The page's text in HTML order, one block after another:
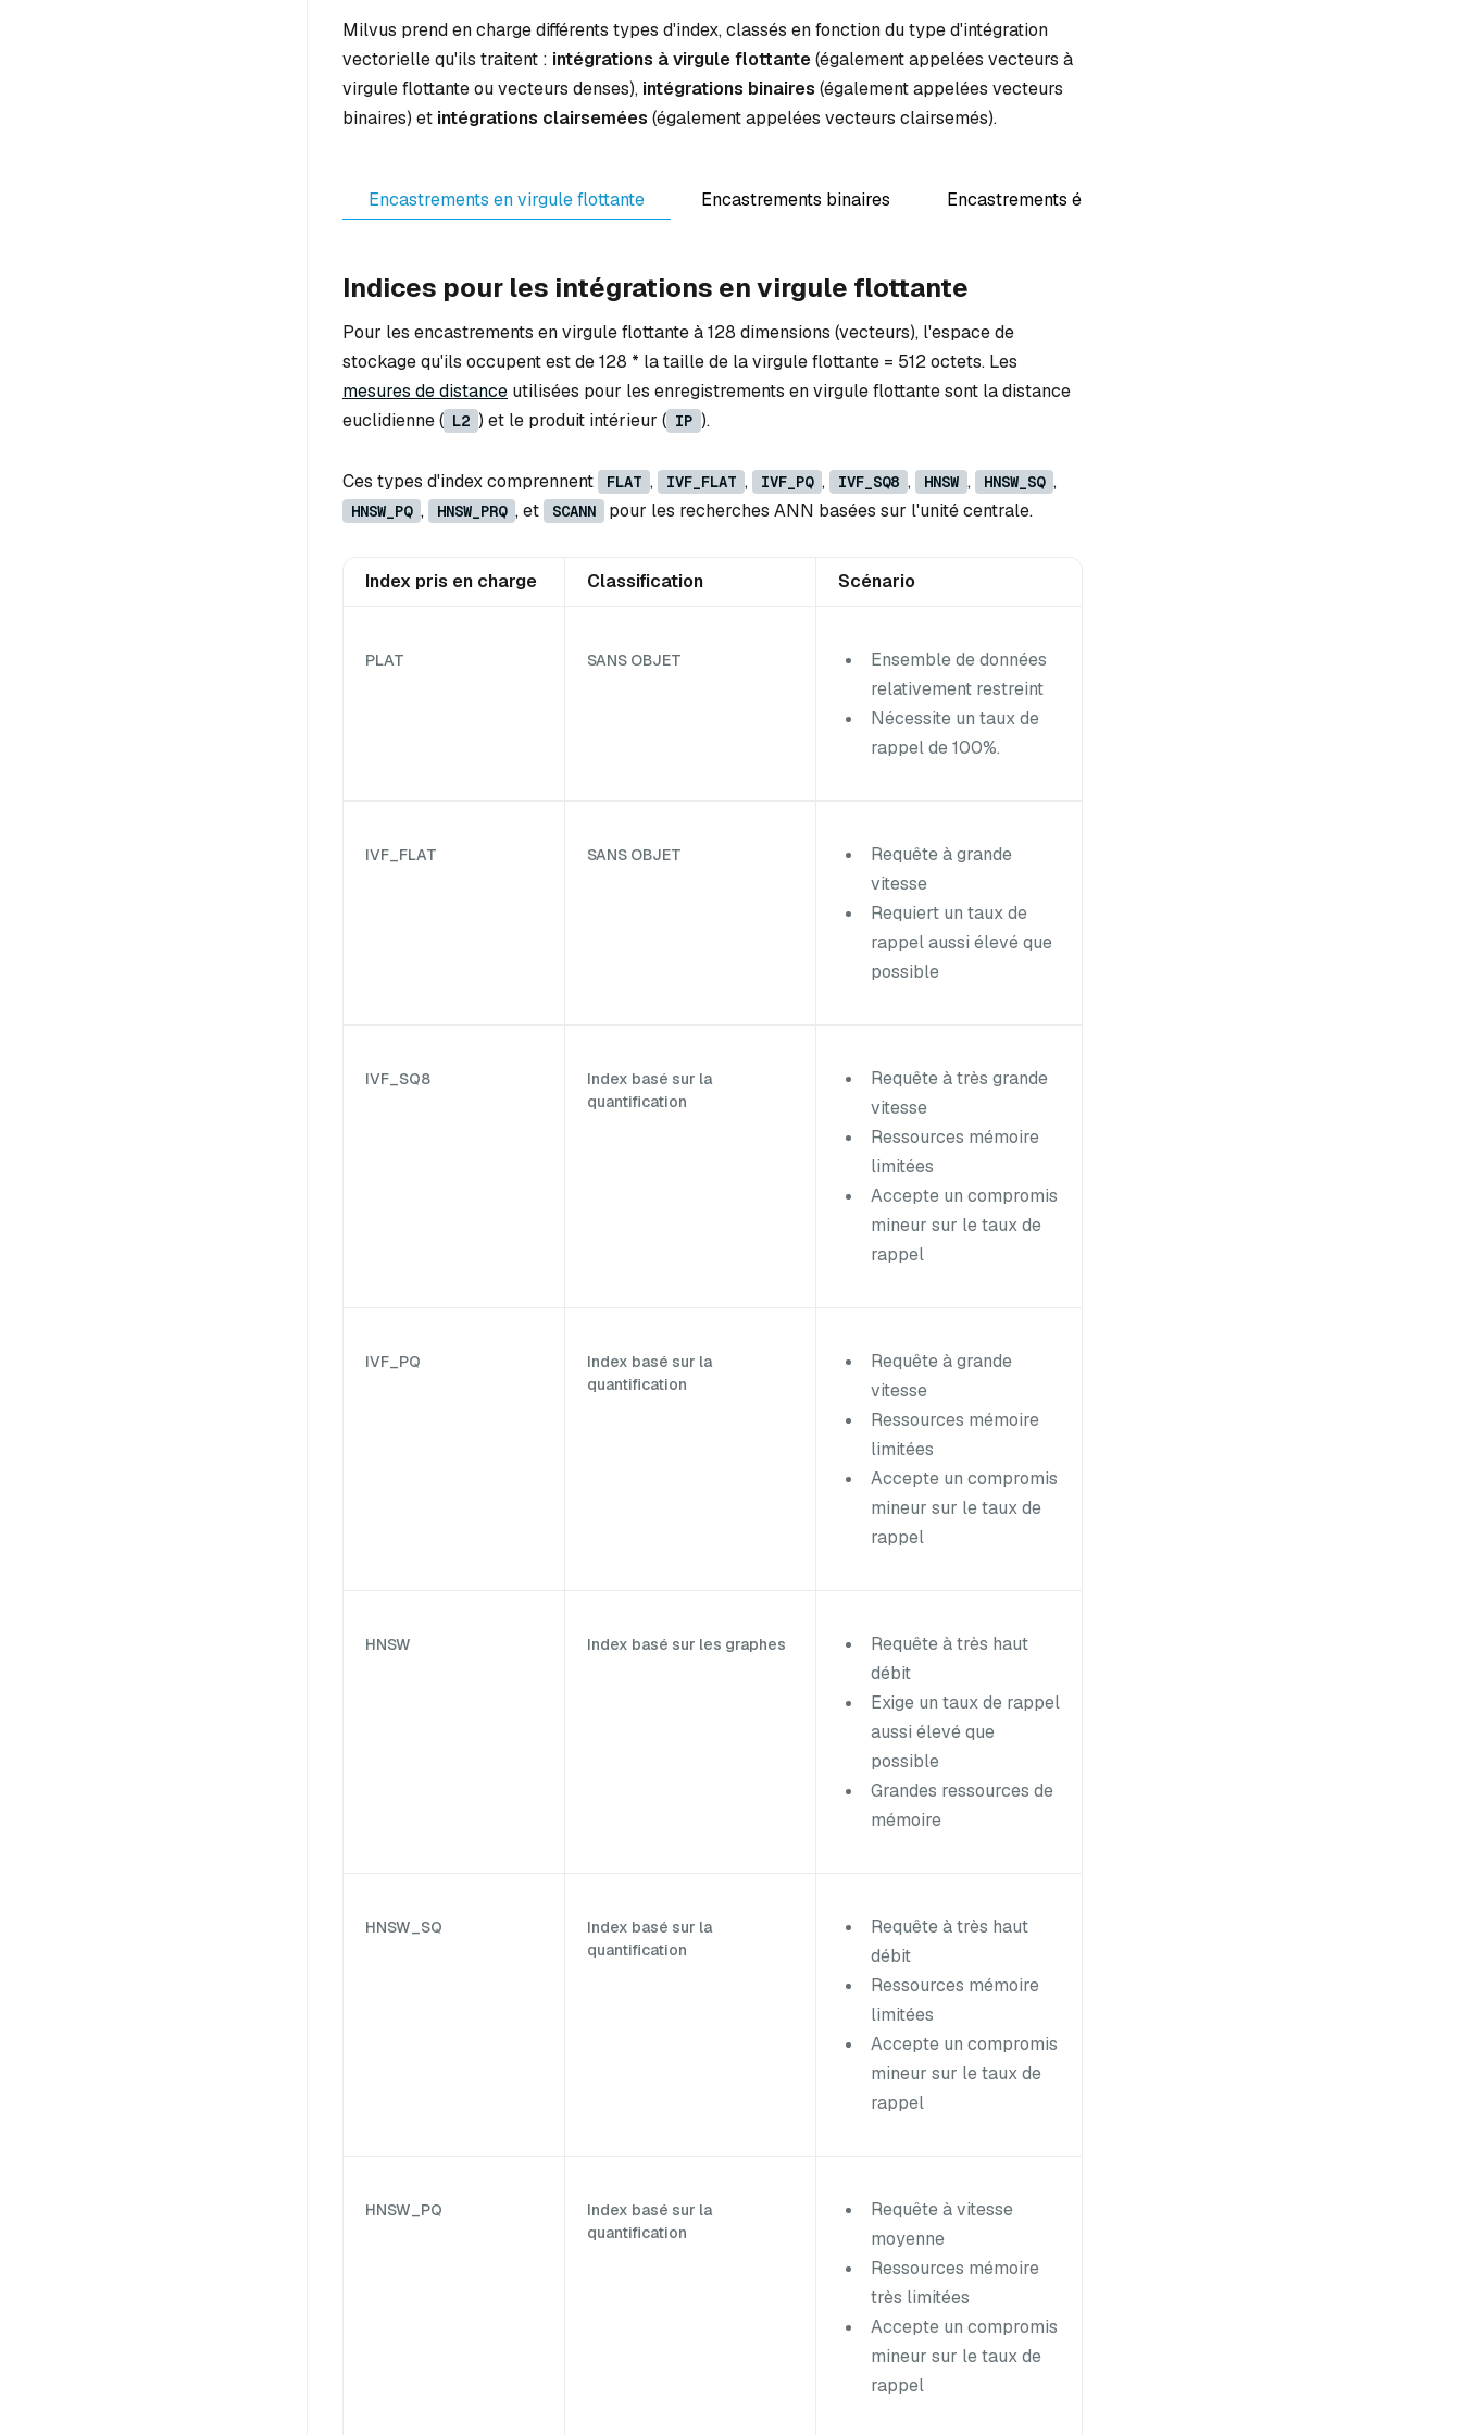
Milvus prend en charge différents types d'index, classés en fonction du type d'intégration
vectorielle qu'ils traitent : intégrations à virgule flottante(également appelées vecteurs à
virgule flottante ou vecteurs denses), intégrations binaires (également appelées vecteurs
binaires) et intégrations clairsemées (également appelées vecteurs clairsemés).
Encastrements en virgule flottante Encastrements binaires Encastrements épars
Indices pour les intégrations en virgule flottante
Pour les encastrements en virgule flottante à 128 dimensions (vecteurs), l'espace de
stockage qu'ils occupent est de 128 * la taille de la virgule flottante = 512 octets. Les
mesures de distance utilisées pour les enregistrements en virgule flottante sont la distance
euclidienne ( L2 ) et le produit intérieur ( IP ).
Ces types d'index comprennent FLAT , IVF_FLAT , IVF_PQ , IVF_SQ8 , HNSW , HNSW_SQ ,
HNSW_PQ , HNSW_PRQ , et SCANN pour les recherches ANN basées sur l'unité centrale.
Index pris en charge Classification Scénario
PLAT SANS OBJET
Ensemble de données
relativement restreint
Nécessite un taux de
rappel de 100%.
IVF_FLAT SANS OBJET
Requête à grande
vitesse
Requiert un taux de
rappel aussi élevé que
possible
IVF_SQ8
Index basé sur la
quantification
Requête à très grande
vitesse
Ressources mémoire
limitées
Accepte un compromis
mineur sur le taux de
rappel
IVF_PQ
Index basé sur la
quantification
Requête à grande
vitesse
Ressources mémoire
limitées
Accepte un compromis
mineur sur le taux de
rappel
HNSW Index basé sur les graphes
Requête à très haut
débit
Exige un taux de rappel
aussi élevé que
possible
Grandes ressources de
mémoire
HNSW_SQ
Index basé sur la
quantification
Requête à très haut
débit
Ressources mémoire
limitées
Accepte un compromis
mineur sur le taux de
rappel
HNSW_PQ
Index basé sur la
quantification
Requête à vitesse
moyenne
Ressources mémoire
très limitées
Accepte un compromis
mineur sur le taux de
rappel